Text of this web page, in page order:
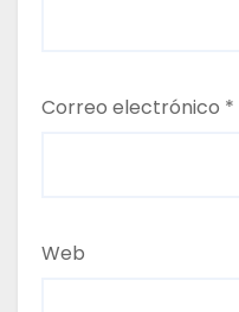
Correo electrónico *
Web